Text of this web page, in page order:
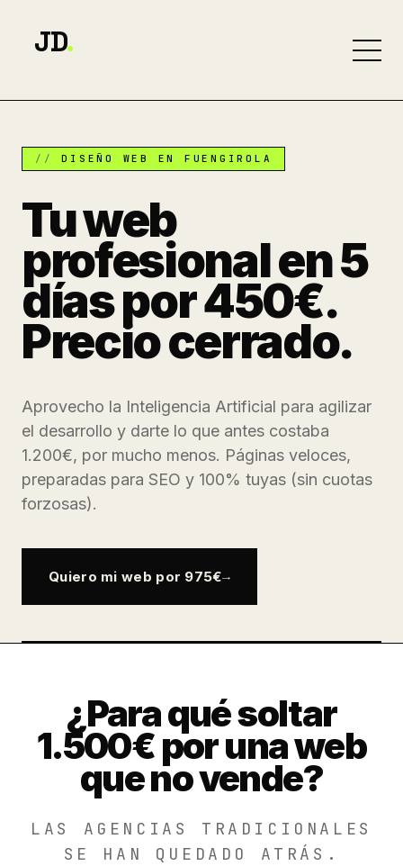
JD.
DISEÑO WEB EN FUENGIROLA
Tu web
profesional en 5
días por 450€.
Precio cerrado.
Aprovecho la Inteligencia Artificial para agilizar
el desarrollo y darte lo que antes costaba
1.200€, por mucho menos. Páginas veloces,
preparadas para SEO y 100% tuyas (sin cuotas
forzosas).
Quiero mi web por 975€
¿Para qué soltar
1.500€ por una web
que no vende?
LAS AGENCIAS TRADICIONALES
SE HAN QUEDADO ATRÁS.